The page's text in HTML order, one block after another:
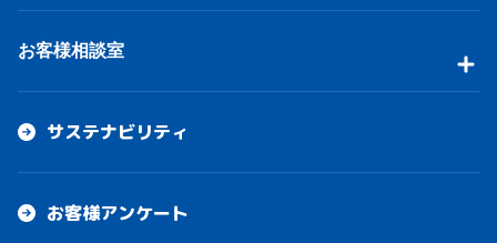
お客様相談室
サステナビリティ
お客様アンケート